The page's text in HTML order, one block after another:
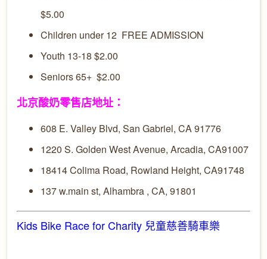
$5.00
Children under 12 FREE ADMISSION
Youth 13-18 $2.00
Seniors 65+ $2.00
北京酸奶零售店地址：
608 E. Valley Blvd, San Gabriel, CA 91776
1220 S. Golden West Avenue, Arcadia, CA91007
18414 Colima Road, Rowland Height, CA91748
137 w.main st,Alhambra , CA, 91801
Kids Bike Race for Charity 兒童慈善騎車樂